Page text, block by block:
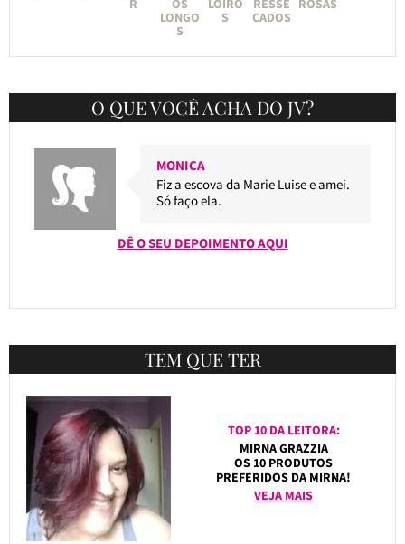
R
OS
LONGO
S
LOIRO
S
RESSE
CADOS
ROSAS
O QUE VOCÊ ACHA DO JV?
MONICA
Fiz a escova da Marie Luise e amei.
Só faço ela.
DÊ O SEU DEPOIMENTO AQUI
TEM QUE TER
TOP 10 DA LEITORA:
MIRNA GRAZZIA
OS 10 PRODUTOS
PREFERIDOS DA MIRNA!
VEJA MAIS